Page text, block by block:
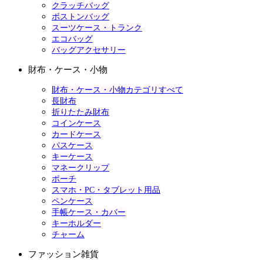
クラッチバッグ
ボストンバッグ
スーツケース・トランク
エコバッグ
バッグアクセサリー
財布・ケース・小物
財布・ケース・小物カテゴリすべて
長財布
折りたたみ財布
コインケース
カードケース
パスケース
キーケース
マネークリップ
ポーチ
スマホ・PC・タブレット用品
ペンケース
手帳ケース・カバー
キーホルダー
チャーム
ファッション雑貨